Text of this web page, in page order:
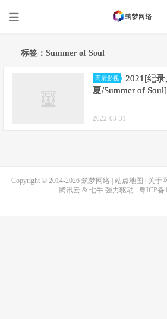
标签：Summer of Soul
高清影视
2021[纪
夏/Summer of
2022-03-31
Copyright © 2014-2026 筑梦网络 站点地图 关于
腾讯云 & 七牛强力驱动 粤ICP备